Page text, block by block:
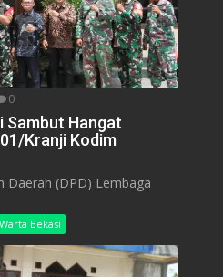
0
Sambut Hangat
Kranji Kodim
Daerah (DPD) Lembaga
Warta Bekasi